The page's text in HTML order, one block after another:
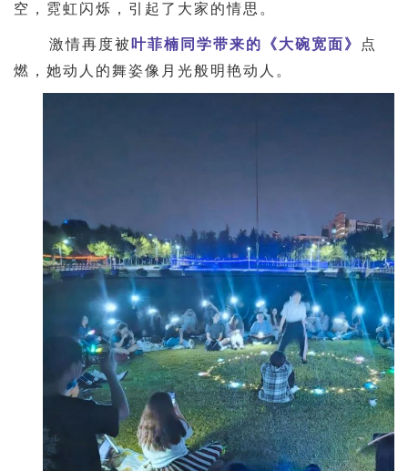
空，霓虹闪烁，引起了大家的情思。
激情再度被 叶菲楠同学带来的《大碗宽面》
点
燃，她动人的舞姿像月光般明艳动人。